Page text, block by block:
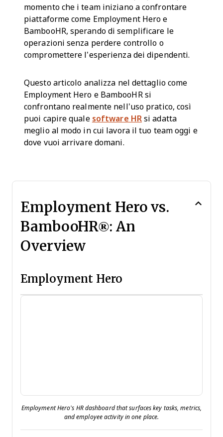
momento che i team iniziano a confrontare
piattaforme come Employment Hero e
BambooHR, sperando di semplificare le
operazioni senza perdere controllo o
compromettere l’esperienza dei dipendenti.
Questo articolo analizza nel dettaglio come
Employment Hero e BambooHR si
confrontano realmente nell’uso pratico, così
puoi capire quale software HRsi adatta
meglio al modo in cui lavora il tuo team oggi e
dove vuoi arrivare domani.
Employment Hero vs.
BambooHR®: An
Overview
Employment Hero
Employment Hero’s HR dashboard that surfaces key tasks, metrics,
and employee activity in one place.